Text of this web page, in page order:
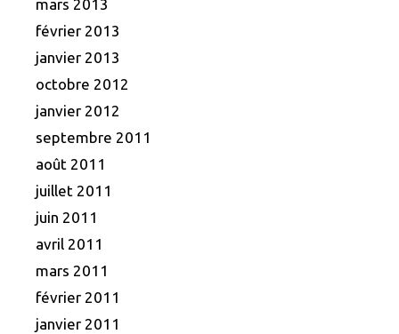
mars 2013
février 2013
janvier 2013
octobre 2012
janvier 2012
septembre 2011
août 2011
juillet 2011
juin 2011
avril 2011
mars 2011
février 2011
janvier 2011